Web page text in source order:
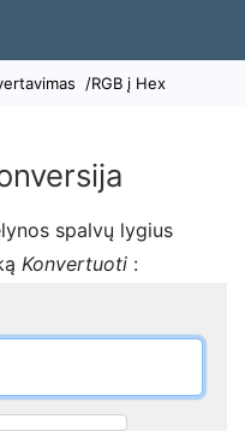
/RGB į Hex
spalvų lygius
Konvertuoti :